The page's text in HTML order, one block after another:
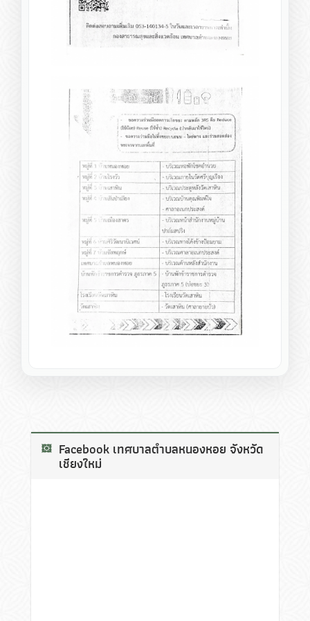
Facebook เทศบาลตำบลหนองหอย จังหวัด
เชียงใหม่